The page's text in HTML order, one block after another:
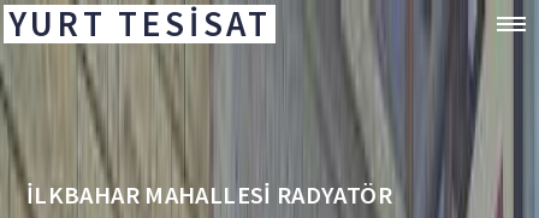
YURT TESİSAT
İLKBAHAR MAHALLESİ RADYATÖR